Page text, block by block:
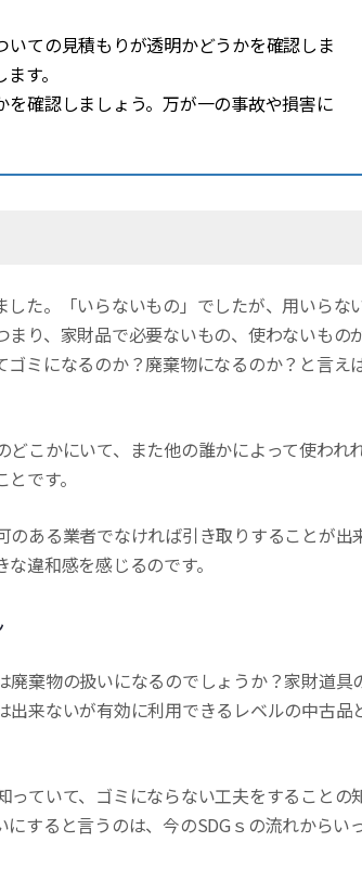
ての見積もりが透明かどうかを確認しま
す。
確認しましょう。万が一の事故や損害に
た。「いらないもの」でしたが、用いらな
り、家財品で必要ないもの、使わないもの
ミになるのか？廃棄物になるのか？と言え
こかにいて、また他の誰かによって使われ
です。
のある業者でなければ引き取りすることが出
違和感を感じるのです。
棄物の扱いになるのでしょうか？家財道具
来ないが有効に利用できるレベルの中古品
ていて、ゴミにならない工夫をすることの
すると言うのは、今のSDGｓの流れからい